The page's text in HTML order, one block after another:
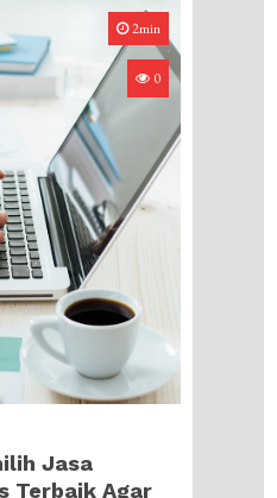
2min
0
Jasa
Terbaik Agar